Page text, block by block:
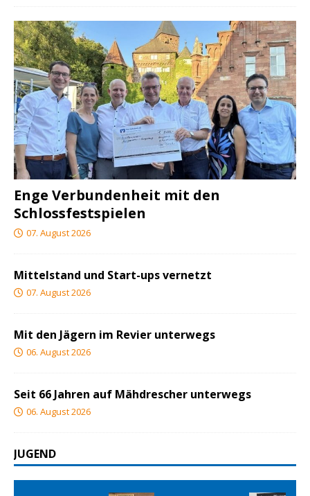
Enge Verbundenheit mit den
Schlossfestspielen
07. August 2026
Mittelstand und Start-ups vernetzt
07. August 2026
Mit den Jägern im Revier unterwegs
06. August 2026
Seit 66 Jahren auf Mähdrescher unterwegs
06. August 2026
JUGEND